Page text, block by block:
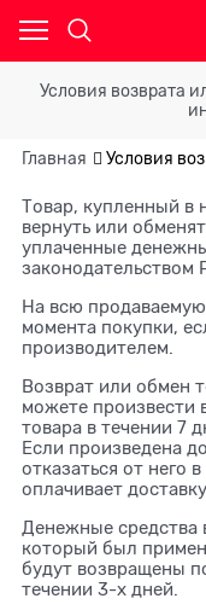
Условия возврата
Главная Условия
Товар, купленный в
вернуть или
уплаченные
законодательством
На всю
момента покупки,
производителем.
Возврат или обмен
можете произвести
товара в течении 7
Если произведена
отказаться от него
оплачивает доставку.
Денежные средства
который был
будут возвращены
течении 3-х дней.